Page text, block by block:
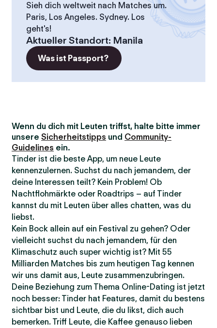
Sieh dich weltweit nach Matches um.
Paris, Los Angeles. Sydney. Los
geht's!
Aktueller Standort: Manila
Was ist Passport?
Wenn du dich mit Leuten triffst, halte bitte immer
unsere Sicherheitstipps und Community-
Guidelines ein.
Tinder ist die beste App, um neue Leute
kennenzulernen. Suchst du nach jemandem, der
deine Interessen teilt? Kein Problem! Ob
Nachtflohmärkte oder Roadtrips – auf Tinder
kannst du mit Leuten über alles chatten, was du
liebst.
Kein Bock allein auf ein Festival zu gehen? Oder
vielleicht suchst du nach jemandem, für den
Klimaschutz auch super wichtig ist? Mit 55
Milliarden Matches bis zum heutigen Tag kennen
wir uns damit aus, Leute zusammenzubringen.
Deine Beziehung zum Thema Online-Dating ist jetzt
noch besser: Tinder hat Features, damit du bestens
sichtbar bist und Leute, die du likst, dich auch
bemerken. Triff Leute, die Kaffee genauso lieben